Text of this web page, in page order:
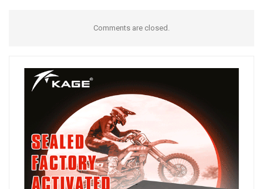
Comments are closed.